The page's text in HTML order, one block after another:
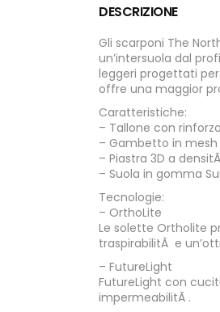
DESCRIZIONE
Gli scarponi The
un’intersuola dal
leggeri progettati
offre una maggior
Caratteristiche:
– Tallone con
– Gambetto in
– Piastra 3D a
– Suola in gomma
Tecnologie:
– OrthoLite
Le solette Ortholite
traspirabilitÃ e
– FutureLight
FutureLight con
impermeabilitÃ .